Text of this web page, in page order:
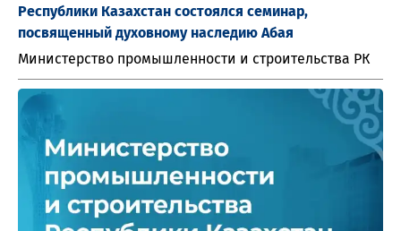
Республики Казахстан состоялся семинар,
посвященный духовному наследию Абая
Министерство промышленности и строительства РК